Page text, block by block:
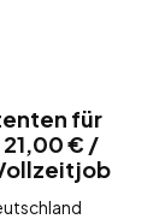
für
€ /